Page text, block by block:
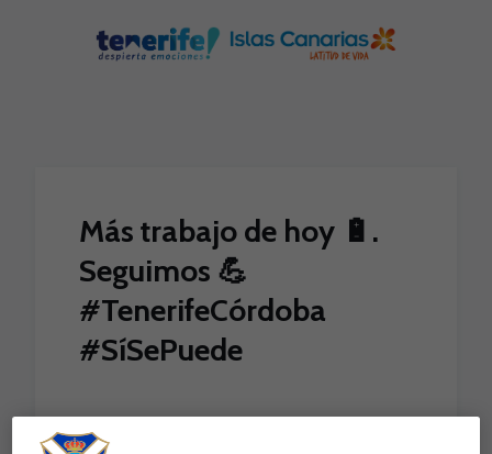
Más trabajo de hoy 🔋.
Seguimos 💪
#TenerifeCórdoba
#SíSePuede